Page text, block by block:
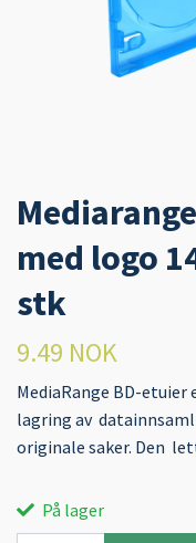
med logo
stk
9.49 NOK
MediaRange BD-
lagring av
originale saker. Den
På lager